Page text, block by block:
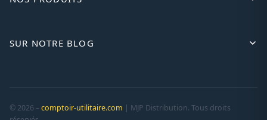
SUR NOTRE BLOG
© 2026 –comptoir-utilitaire.com | MJP Distribution. Tous droits